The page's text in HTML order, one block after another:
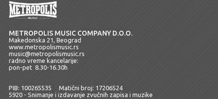
METROPOLIS MUSIC COMPANY D.O.O.
Makedonska 21, Beograd
www.metropolismusic.rs
music@metropolismusic.rs
radno vreme kancelarije:
pon-pet 8.30-16.30h
PIB: 100265535 Matični broj: 17206524
5920 - Snimanje i izdavanje zvučnih zapisa i muzike